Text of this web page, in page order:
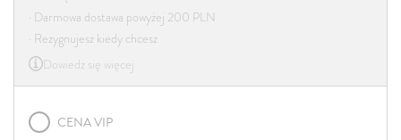
· Darmowa dostawa powyżej 200 PLN
· Rezygnujesz kiedy chcesz
Dowiedz się więcej
CENA VIP